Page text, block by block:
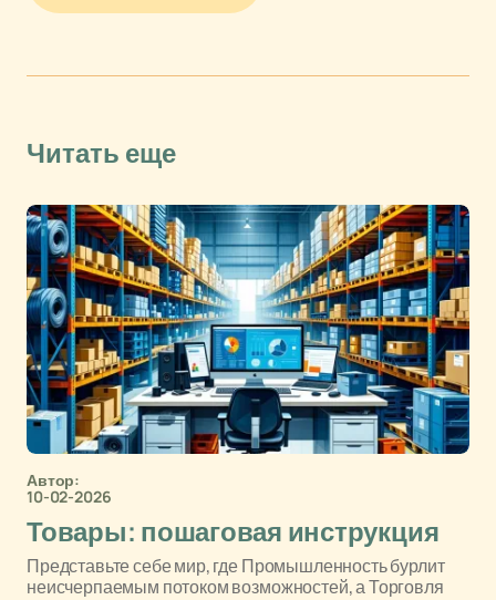
Читать еще
Автор:
10-02-2026
Товары: пошаговая инструкция
Представьте себе мир, где Промышленность бурлит
неисчерпаемым потоком возможностей, а Торговля